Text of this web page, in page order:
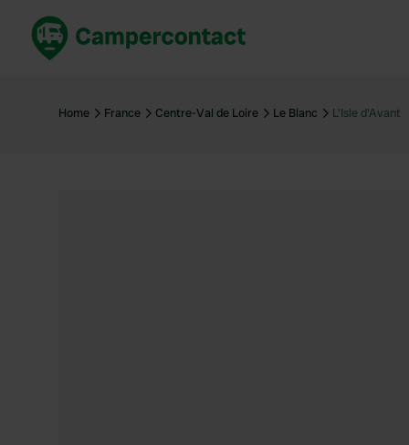
France
France
Home France Centre-Val de Loire Le Blanc L'Isle d'Avant